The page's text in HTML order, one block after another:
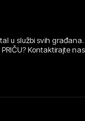
u službi svih građana.
Kontaktirajte